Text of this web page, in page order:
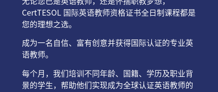
CertTESOL 国际英语教师资格证书全日制课程都是
您的理想之选。
成为一名自信、富有创意并获得国际认证的专业英
语教师。
每个月，我们培训不同年龄、国籍、学历及职业背
景的学生，帮助他们实现成为全球认证英语教师的